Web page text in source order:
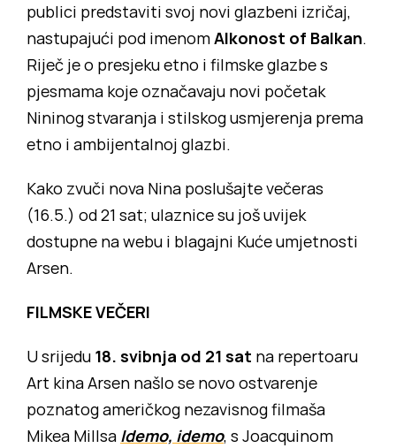
publici predstaviti svoj novi glazbeni izričaj,
nastupajući pod imenomAlkonost of Balkan.
Riječ je o presjeku etno i filmske glazbe s
pjesmama koje označavaju novi početak
Nininog stvaranja i stilskog usmjerenja prema
etno i ambijentalnoj glazbi.
Kako zvuči nova Nina poslušajte večeras
(16.5.) od 21 sat; ulaznice su još uvijek
dostupne na webu i blagajni Kuće umjetnosti
Arsen.
FILMSKE VEČERI
U srijedu 18. svibnja od 21 sat na repertoaru
Art kina Arsen našlo se novo ostvarenje
poznatog američkog nezavisnog filmaša
Mikea Millsa Idemo, idemo, s Joacquinom